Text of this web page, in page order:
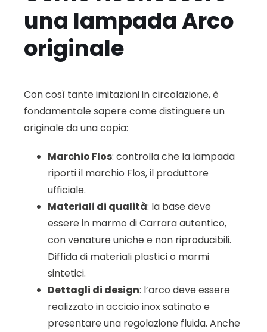
una lampada Arco
originale
Con così tante imitazioni in circolazione, è
fondamentale sapere come distinguere un
originale da una copia:
Marchio Flos: controlla che la lampada
riporti il marchio Flos, il produttore
ufficiale.
Materiali di qualità: la base deve
essere in marmo di Carrara autentico,
con venature uniche e non riproducibili.
Diffida di materiali plastici o marmi
sintetici.
Dettagli di design: l’arco deve essere
realizzato in acciaio inox satinato e
presentare una regolazione fluida. Anche